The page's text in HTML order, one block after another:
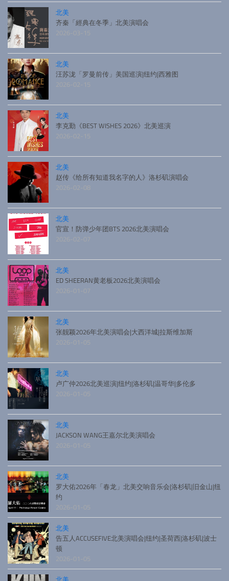
北美
齐秦「經典在冬季」北美演唱会
2026-03-15
北美
汪苏泷「罗曼前传」美国巡演|纽约|西雅图
2026-02-15
北美
李克勤《BEST WISHES 2026》北美巡演
2026-02-15
北美
赵传《给所有知道我名字的人》洛杉矶演唱会
2026-02-08
北美
官宣！防弹少年团BTS 2026北美演唱会
2026-02-07
北美
ED SHEERAN黄老板2026北美演唱会
2026-01-07
北美
张靓颖2026年北美演唱会|大西洋城|拉斯维加斯
2026-01-05
北美
卢广仲2026北美巡演|纽约|洛杉矶|温哥华|多伦多
2026-01-05
北美
JACKSON WANG王嘉尔北美演唱会
2026-01-05
北美
罗大佑2026年「春龙」北美交响音乐会|洛杉矶|旧金山|纽
约
2026-01-05
北美
告五人ACCUSEFIVE北美演唱会|纽约|圣荷西|洛杉矶|波士
顿
2026-01-05